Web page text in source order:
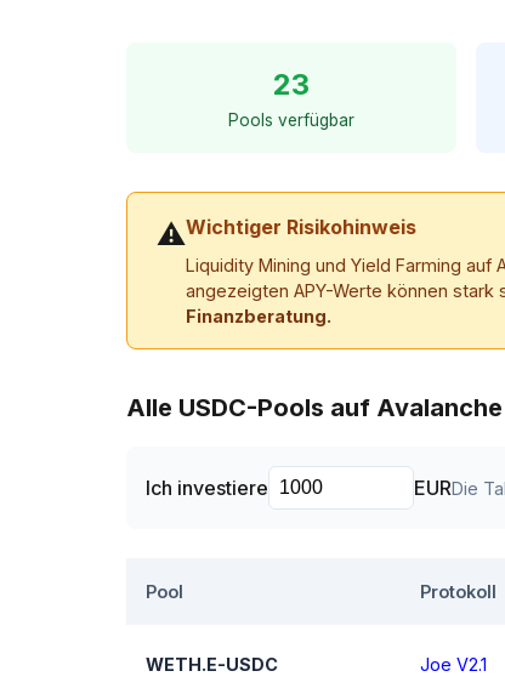
23
Pools verfügbar
⚠Wichtiger Risikohinweis
Liquidity Mining und Yield Farming
angezeigten APY-Werte können stark
Finanzberatung.
Alle USDC-Pools auf Avalanche
Ich investiere EURDie
Pool Protokoll
WETH.E-USDC Joe V2.1